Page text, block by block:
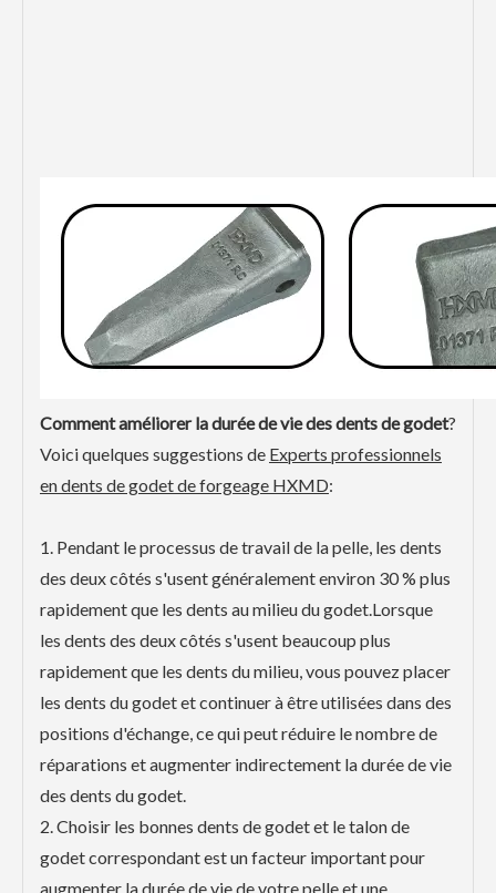
Comment améliorer la durée de vie des dents de godet?
Voici quelques suggestions de Experts professionnels
en dents de godet de forgeage HXMD:
1. Pendant le processus de travail de la pelle, les dents
des deux côtés s'usent généralement environ 30 % plus
rapidement que les dents au milieu du godet.Lorsque
les dents des deux côtés s'usent beaucoup plus
rapidement que les dents du milieu, vous pouvez placer
les dents du godet et continuer à être utilisées dans des
positions d'échange, ce qui peut réduire le nombre de
réparations et augmenter indirectement la durée de vie
des dents du godet.
2. Choisir les bonnes dents de godet et le talon de
godet correspondant est un facteur important pour
augmenter la durée de vie de votre pelle et une